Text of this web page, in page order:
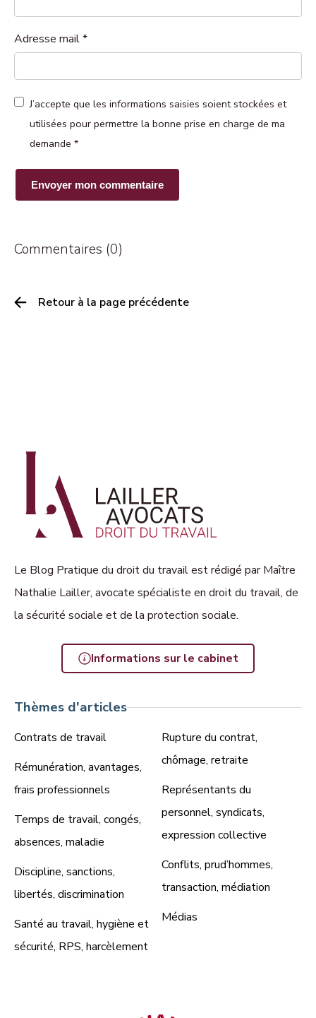
Adresse mail*
J’accepte que les informations saisies soient stockées et
utilisées pour permettre la bonne prise en charge de ma
demande *
Commentaires (0)
Retour à la page précédente
Le Blog Pratique du droit du travail est rédigé par Maître
Nathalie Lailler, avocate spécialiste en droit du travail, de
la sécurité sociale et de la protection sociale.
Informations sur le cabinet
Thèmes d'articles
Contrats de travail
Rémunération, avantages,
frais professionnels
Temps de travail, congés,
absences, maladie
Discipline, sanctions,
libertés, discrimination
Santé au travail, hygiène et
sécurité, RPS, harcèlement
Rupture du contrat,
chômage, retraite
Représentants du
personnel, syndicats,
expression collective
Conflits, prud’hommes,
transaction, médiation
Médias